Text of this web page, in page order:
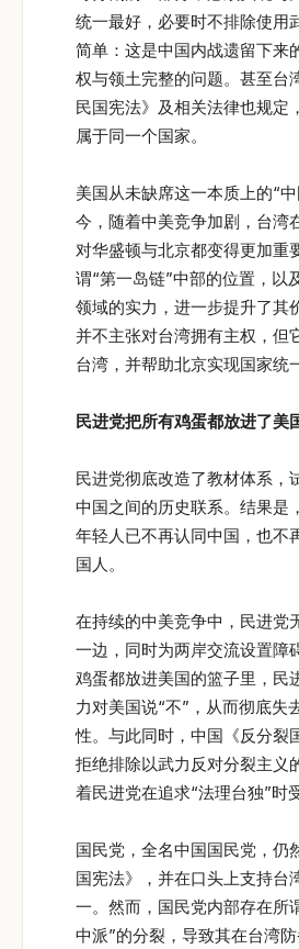
统一最好，必要时不排除使用
简单：这是中国内战遗留下来
权与领土完整的问题。甚至台
民国宪法》及相关法律也规定
属于同一个国家。
美国从未缺席这一本质上的“
今，随着中美竞争加剧，台湾
对华盛顿与北京都变得更加重
谓“第一岛链”中部的位置，以
领域的实力，进一步提升了其
并不主张对台湾拥有主权，但
台湾，并帮助北京实现国家统
民进党把所有鸡蛋都放进了美
民进党彻底改造了教材体系，
中国之间的历史联系。结果是
年轻人已不再认同中国，也不
国人。
在持续的中美竞争中，民进党
一边，同时为两岸交流设置障
鸡蛋都放进美国的篮子里，民
力对美国说“不”，从而彻底失
性。与此同时，中国《反分裂
拒绝排除以武力反对分裂主义
着民进党在追求“法理台独”时
国民党，全名中国国民党，仍
国宪法》，并在口头上支持台
一。然而，国民党内部存在所
中派”的分裂，导致其在台湾